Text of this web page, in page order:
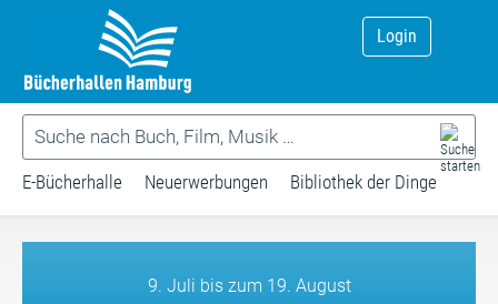
Login
E-Bücherhalle Neuerwerbungen Bibliothek der Dinge
9. Juli bis zum 19. August